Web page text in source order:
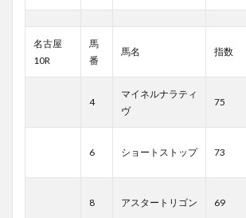
名古屋
10R
馬
番
馬名 指数
4
マイネルナラティ
ヴ
75
6 ショートストップ 73
8 アスタートリゴン 69